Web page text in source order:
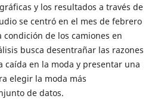
y los resultados a través de
se centró en el mes de febrero
condición de los camiones en
busca desentrañar las razones
caída en la moda y presentar una
elegir la moda más
de datos.